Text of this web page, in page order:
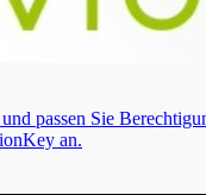
passen Sie
an.